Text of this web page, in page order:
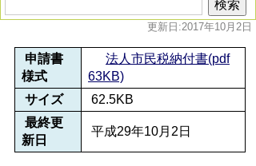
更新日:2017年10月2日
申請書
様式
法人市民税納付書(pdf
63KB)
サイズ
62.5KB
最終更
新日
平成29年10月2日